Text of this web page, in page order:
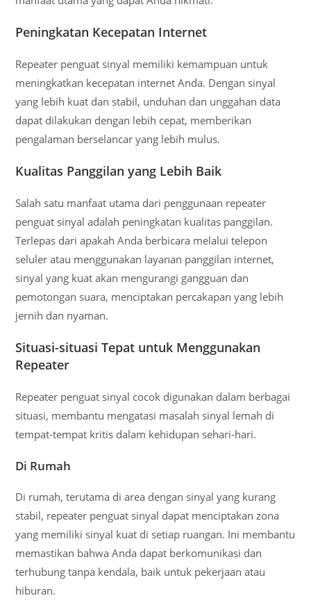
Peningkatan Kecepatan Internet
Repeater penguat sinyal memiliki kemampuan untuk
meningkatkan kecepatan internet Anda. Dengan sinyal
yang lebih kuat dan stabil, unduhan dan unggahan data
dapat dilakukan dengan lebih cepat, memberikan
pengalaman berselancar yang lebih mulus.
Kualitas Panggilan yang Lebih Baik
Salah satu manfaat utama dari penggunaan repeater
penguat sinyal adalah peningkatan kualitas panggilan.
Terlepas dari apakah Anda berbicara melalui telepon
seluler atau menggunakan layanan panggilan internet,
sinyal yang kuat akan mengurangi gangguan dan
pemotongan suara, menciptakan percakapan yang lebih
jernih dan nyaman.
Situasi-situasi Tepat untuk Menggunakan
Repeater
Repeater penguat sinyal cocok digunakan dalam berbagai
situasi, membantu mengatasi masalah sinyal lemah di
tempat-tempat kritis dalam kehidupan sehari-hari.
Di Rumah
Di rumah, terutama di area dengan sinyal yang kurang
stabil, repeater penguat sinyal dapat menciptakan zona
yang memiliki sinyal kuat di setiap ruangan. Ini membantu
memastikan bahwa Anda dapat berkomunikasi dan
terhubung tanpa kendala, baik untuk pekerjaan atau
hiburan.